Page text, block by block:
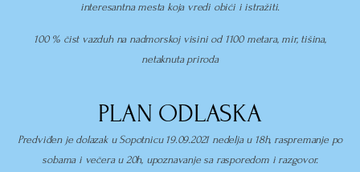
interesantna mesta koja vredi obići i istražiti.
100 % čist vazduh na nadmorskoj visini od 1100 metara, mir, tišina,
netaknuta priroda
PLAN ODLASKA
Predviđen je dolazak u Sopotnicu 19.09.2021 nedelja u 18h, raspremanje po
sobama i večera u 20h, upoznavanje sa rasporedom i razgovor.